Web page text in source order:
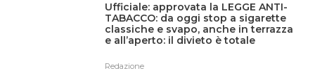
Ufficiale: approvata la LEGGE ANTI-
TABACCO: da oggi stop a sigarette
classiche e svapo, anche in terrazza
e all’aperto: il divieto è totale
Redazione